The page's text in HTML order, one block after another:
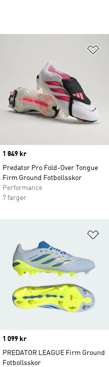
Price
1 849 kr
Predator Pro Fold-Over Tongue
Firm Ground Fotbollsskor
Performance
7 färger
Price
1 099 kr
PREDATOR LEAGUE Firm Ground
Fotbollsskor